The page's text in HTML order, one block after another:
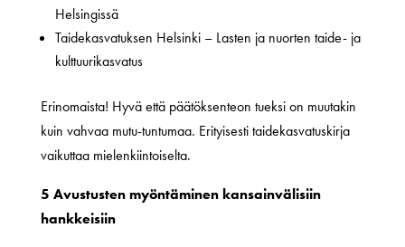
Helsingissä
Taidekasvatuksen Helsinki – Lasten ja nuorten taide- ja
kulttuurikasvatus
Erinomaista! Hyvä että päätöksenteon tueksi on muutakin
kuin vahvaa mutu-tuntumaa. Erityisesti taidekasvatuskirja
vaikuttaa mielenkiintoiselta.
5 Avustusten myöntäminen kansainvälisiin
hankkeisiin